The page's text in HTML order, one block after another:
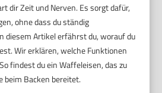
dir Zeit und Nerven. Es sorgt dafür,
ohne dass du ständig
diesem Artikel erfährst du, worauf du
Wir erklären, welche Funktionen
findest du ein Waffeleisen, das zu
beim Backen bereitet.